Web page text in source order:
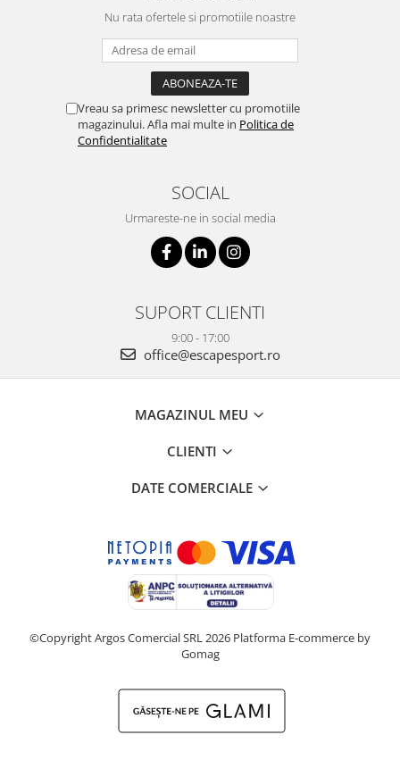
Nu rata ofertele si promotiile noastre
Vreau sa primesc newsletter cu promotiile
magazinului. Afla mai multe in Politica de
Confidentialitate
SOCIAL
Urmareste-ne in social media
SUPORT CLIENTI
9:00 - 17:00
office@escapesport.ro
MAGAZINUL MEU
CLIENTI
DATE COMERCIALE
©Copyright Argos Comercial SRL 2026 Platforma E-commerce by
Gomag